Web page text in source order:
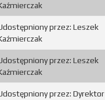
przez: Leszek
przez: Leszek
przez: Dyrektor